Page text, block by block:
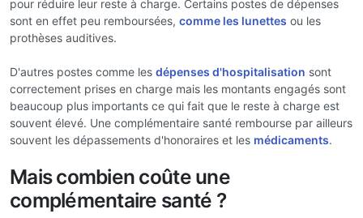
pour réduire leur reste à charge. Certains postes de dépenses
sont en effet peu remboursées, comme les lunettes ou les
prothèses auditives.
D'autres postes comme les dépenses d'hospitalisation sont
correctement prises en charge mais les montants engagés sont
beaucoup plus importants ce qui fait que le reste à charge est
souvent élevé. Une complémentaire santé rembourse par ailleurs
souvent les dépassements d'honoraires et les médicaments.
Mais combien coûte une
complémentaire santé ?